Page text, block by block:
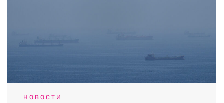
НОВОСТИ